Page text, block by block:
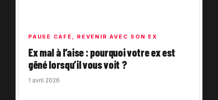
PAUSE CAFÉ , REVENIR AVEC SON EX
Ex mal à l’aise : pourquoi votre ex est
gêné lorsqu’il vous voit ?
1 avril 2026